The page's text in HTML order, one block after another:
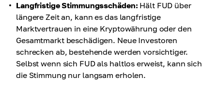
Langfristige Stimmungsschäden: Hält FUD über
längere Zeit an, kann es das langfristige
Marktvertrauen in eine Kryptowährung oder den
Gesamtmarkt beschädigen. Neue Investoren
schrecken ab, bestehende werden vorsichtiger.
Selbst wenn sich FUD als haltlos erweist, kann sich
die Stimmung nur langsam erholen.